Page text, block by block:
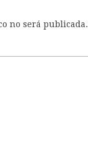
no será publicada.